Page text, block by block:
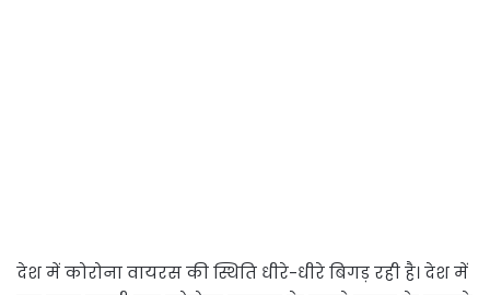
देश में कोरोना वायरस की स्थिति धीरे-धीरे बिगड़ रही है। देश में